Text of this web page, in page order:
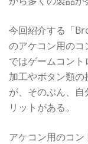
今回紹介する「
のアケコン用の
ではゲームコン
加工やボタン類
が、そのぶん、
リットがある。
アケコン用のコ